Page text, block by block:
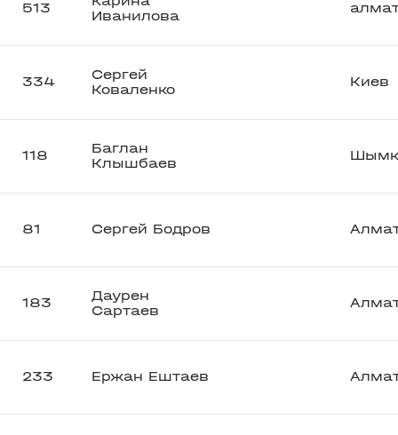
513
Иванилова
334
Сергей
Коваленко
Киев
118
Баглан
Клышбаев
81 Сергей Бодров
183
Даурен
Сартаев
233 Ержан Ештаев